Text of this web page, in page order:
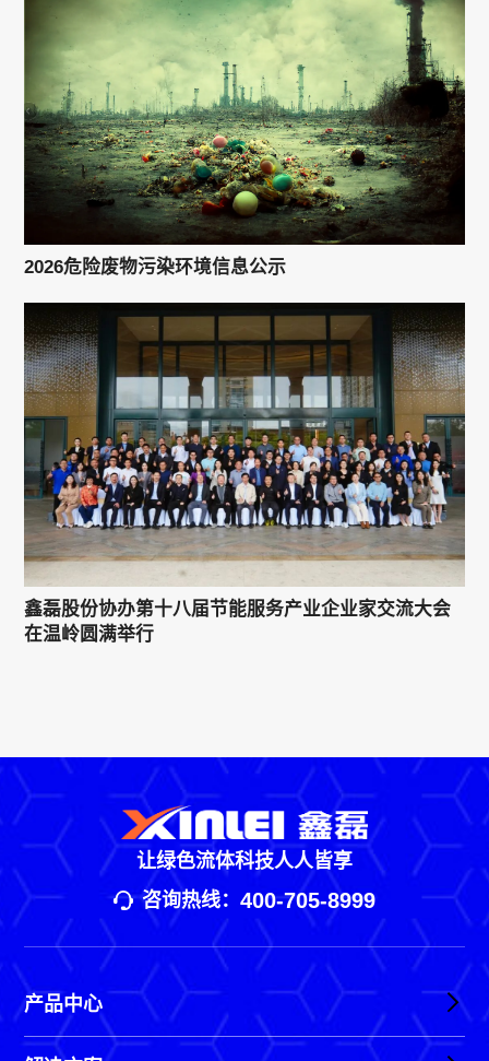
2026危险废物污染环境信息公示
鑫磊股份协办第十八届节能服务产业企业家交流大会
在温岭圆满举行
让绿色流体科技人人皆享
咨询热线： 400-705-8999
产品中心